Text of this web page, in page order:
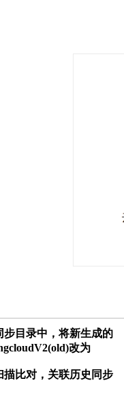
步目录中，将新生成的
改为
描比对，关联历史同步